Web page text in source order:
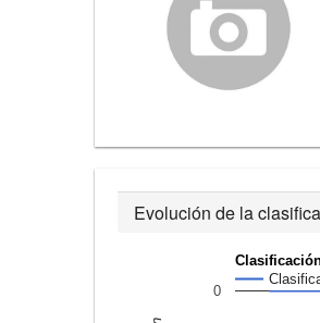
Evolución de la
0